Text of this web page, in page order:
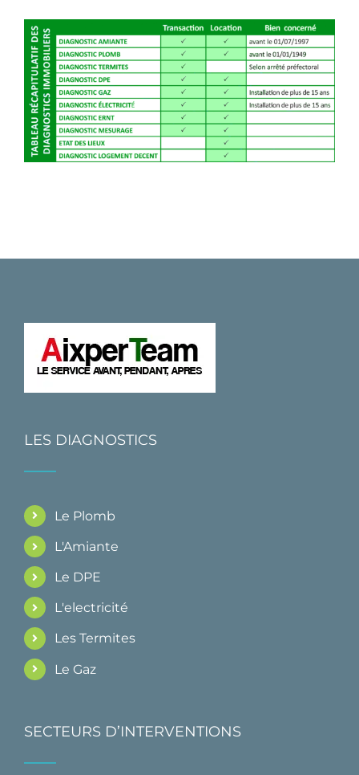
LES DIAGNOSTICS
Le Plomb
L'Amiante
Le DPE
L'electricité
Les Termites
Le Gaz
SECTEURS D’INTERVENTIONS